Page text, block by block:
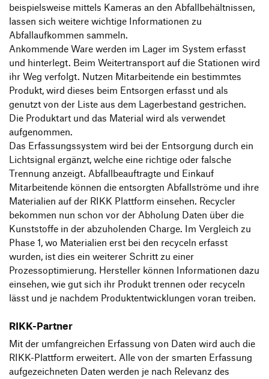
beispielsweise mittels Kameras an den Abfallbehältnissen,
lassen sich weitere wichtige Informationen zu
Abfallaufkommen sammeln.
Ankommende Ware werden im Lager im System erfasst
und hinterlegt. Beim Weitertransport auf die Stationen wird
ihr Weg verfolgt. Nutzen Mitarbeitende ein bestimmtes
Produkt, wird dieses beim Entsorgen erfasst und als
genutzt von der Liste aus dem Lagerbestand gestrichen.
Die Produktart und das Material wird als verwendet
aufgenommen.
Das Erfassungssystem wird bei der Entsorgung durch ein
Lichtsignal ergänzt, welche eine richtige oder falsche
Trennung anzeigt. Abfallbeauftragte und Einkauf
Mitarbeitende können die entsorgten Abfallströme und ihre
Materialien auf der RIKK Plattform einsehen. Recycler
bekommen nun schon vor der Abholung Daten über die
Kunststoffe in der abzuholenden Charge. Im Vergleich zu
Phase 1, wo Materialien erst bei den recyceln erfasst
wurden, ist dies ein weiterer Schritt zu einer
Prozessoptimierung. Hersteller können Informationen dazu
einsehen, wie gut sich ihr Produkt trennen oder recyceln
lässt und je nachdem Produktentwicklungen voran treiben.
RIKK-Partner
Mit der umfangreichen Erfassung von Daten wird auch die
RIKK-Plattform erweitert. Alle von der smarten Erfassung
aufgezeichneten Daten werden je nach Relevanz des